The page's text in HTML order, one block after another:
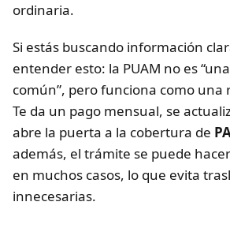
ordinaria.
Si estás buscando información
entender esto: la PUAM no es
común”, pero funciona como una
Te da un pago mensual, se
abre la puerta a la cobertura de
además, el trámite se puede
en muchos casos, lo que evita
innecesarias.